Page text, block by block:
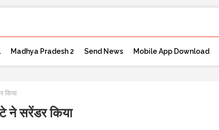
Madhya Pradesh 2 Send News Mobile App Download
किया
ने सरेंडर किया